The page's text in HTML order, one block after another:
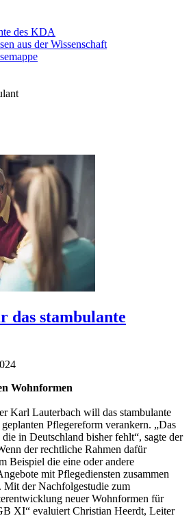
des KDA
aus der Wissenschaft
das stambulante
Wohnformen
Karl Lauterbach will das stambulante
Pflegereform verankern. „Das
in Deutschland bisher fehlt“, sagte der
der rechtliche Rahmen dafür
Beispiel die eine oder andere
mit Pflegediensten zusammen
Mit der Nachfolgestudie zum
neuer Wohnformen für
XI“ evaluiert Christian Heerdt, Leiter